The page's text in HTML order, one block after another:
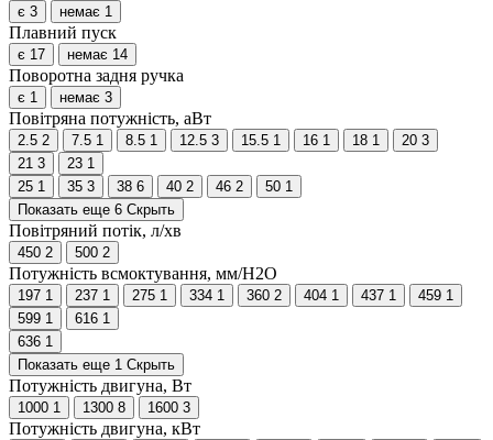
є 3 немає 1
Плавний пуск
є 17 немає 14
Поворотна задня ручка
є 1 немає 3
Повітряна потужність, аВт
2.5 2 7.5 1 8.5 1 12.5 3 15.5 1 16 1 18 1 20 3
21 3 23 1
25 1 35 3 38 6 40 2 46 2 50 1
Показать еще 6 Скрыть
Повітряний потік, л/хв
450 2 500 2
Потужність всмоктування, мм/Н2О
197 1 237 1 275 1 334 1 360 2 404 1 437 1 459 1
599 1 616 1
636 1
Показать еще 1 Скрыть
Потужність двигуна, Вт
1000 1 1300 8 1600 3
Потужність двигуна, кВт